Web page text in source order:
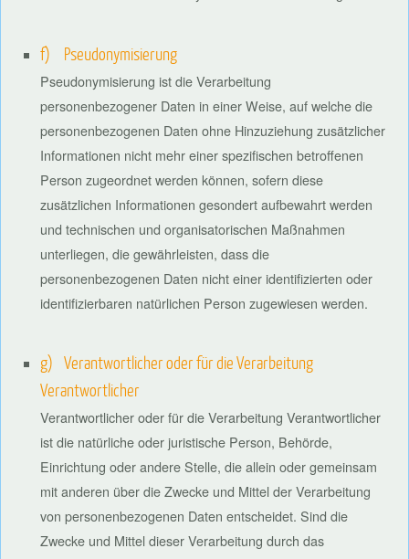
f) Pseudonymisierung
Pseudonymisierung ist die Verarbeitung
personenbezogener Daten in einer Weise, auf welche die
personenbezogenen Daten ohne Hinzuziehung zusätzlicher
Informationen nicht mehr einer spezifischen betroffenen
Person zugeordnet werden können, sofern diese
zusätzlichen Informationen gesondert aufbewahrt werden
und technischen und organisatorischen Maßnahmen
unterliegen, die gewährleisten, dass die
personenbezogenen Daten nicht einer identifizierten oder
identifizierbaren natürlichen Person zugewiesen werden.
g) Verantwortlicher oder für die Verarbeitung
Verantwortlicher
Verantwortlicher oder für die Verarbeitung Verantwortlicher
ist die natürliche oder juristische Person, Behörde,
Einrichtung oder andere Stelle, die allein oder gemeinsam
mit anderen über die Zwecke und Mittel der Verarbeitung
von personenbezogenen Daten entscheidet. Sind die
Zwecke und Mittel dieser Verarbeitung durch das